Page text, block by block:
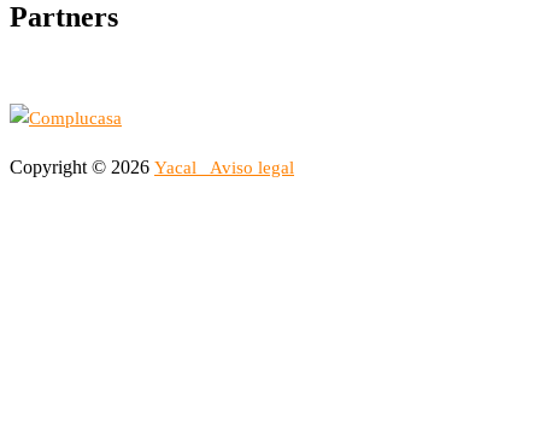
Partners
Copyright © 2026 Yacal Aviso legal